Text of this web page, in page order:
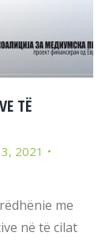
TË
2021
me
në të cilat